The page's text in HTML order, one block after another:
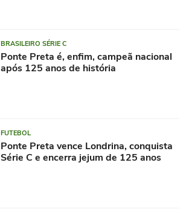
BRASILEIRO SÉRIE C
Ponte Preta é, enfim, campeã nacional
após 125 anos de história
FUTEBOL
Ponte Preta vence Londrina, conquista
Série C e encerra jejum de 125 anos